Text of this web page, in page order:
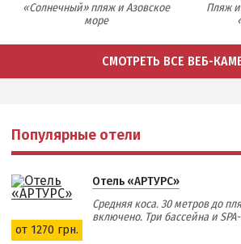
«Солнечный» пляж и Азовское
море
Пляж и
СМОТРЕТЬ ВСЕ ВЕБ-
Популярные отели
от 1270 грн.
Отель «АРТУРС»
Средняя коса. 30 метров до
включено. Три бассейна и